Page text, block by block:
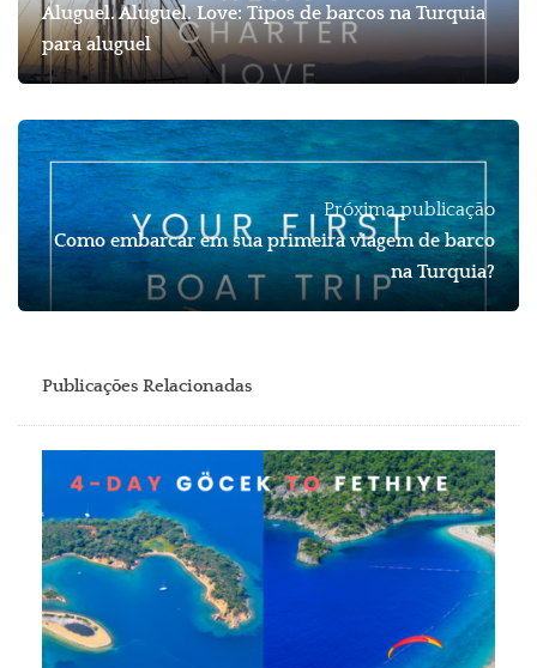
Aluguel. Aluguel. Love: Tipos de barcos na Turquia
para aluguel
Próxima publicação
Como embarcar em sua primeira viagem de barco
na Turquia?
Publicações Relacionadas